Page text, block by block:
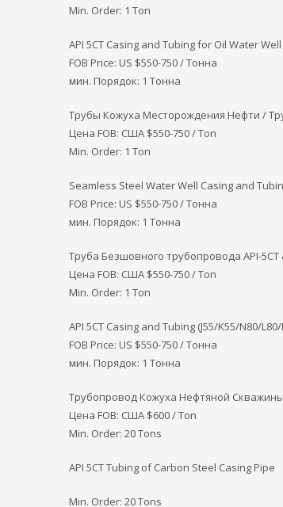
Min. Order: 1 Ton
API 5CT Casing and Tubing for Oil Water Well
FOB Price: US $550-750 / Тонна
мин. Порядок: 1 Тонна
Трубы Кожуха Месторождения Нефти /
Цена FOB: США $550-750 / Ton
Min. Order: 1 Ton
Seamless Steel Water Well Casing and
FOB Price: US $550-750 / Тонна
мин. Порядок: 1 Тонна
Труба Безшовного трубопровода API-5CT
Цена FOB: США $550-750 / Ton
Min. Order: 1 Ton
API 5CT Casing and Tubing (J55/K55/N80/
FOB Price: US $550-750 / Тонна
мин. Порядок: 1 Тонна
Трубопровод Кожуха Нефтяной
Цена FOB: США $600 / Ton
Min. Order: 20 Tons
API 5CT Tubing of Carbon Steel Casing Pipe
Min. Order: 20 Tons